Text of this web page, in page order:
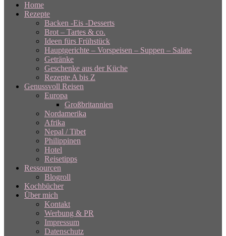
Home
Rezepte
Backen -Eis -Desserts
Brot – Tartes & co.
Ideen fürs Frühstück
Hauptgerichte – Vorspeisen – Suppen – Salate
Getränke
Geschenke aus der Küche
Rezepte A bis Z
Genussvoll Reisen
Europa
Großbritannien
Nordamerika
Afrika
Nepal / Tibet
Philippinen
Hotel
Reisetipps
Ressourcen
Blogroll
Kochbücher
Über mich
Kontakt
Werbung & PR
Impressum
Datenschutz